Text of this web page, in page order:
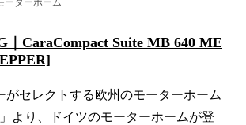
ーターホーム
｜CaraCompact Suite MB 640 ME
がセレクトする欧州のモーターホーム
より、ドイツのモーターホームが登